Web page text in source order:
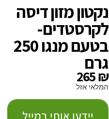
נקטון מזון דיסה
לקרסטדים-
בטעם מנגו 250
גרם
265₪
המלאי אזל
יידעו אותי במייל